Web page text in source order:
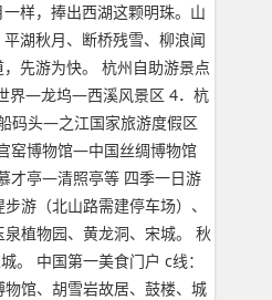
样，捧出西湖这颗明珠。山
湖秋月、断桥残雪、柳浪闻
先游为快。 杭州自助游景点
界—龙坞—西溪风景区 4．杭
码头—之江国家旅游度假区
窑博物馆—中国丝绸博物馆
才亭—清照亭等 四季一日游
游（北山路需建停车场）、
植物园、黄龙洞、宋城。 秋
。 中国第一美食门户 c线：
馆、胡雪岩故居、鼓楼、城